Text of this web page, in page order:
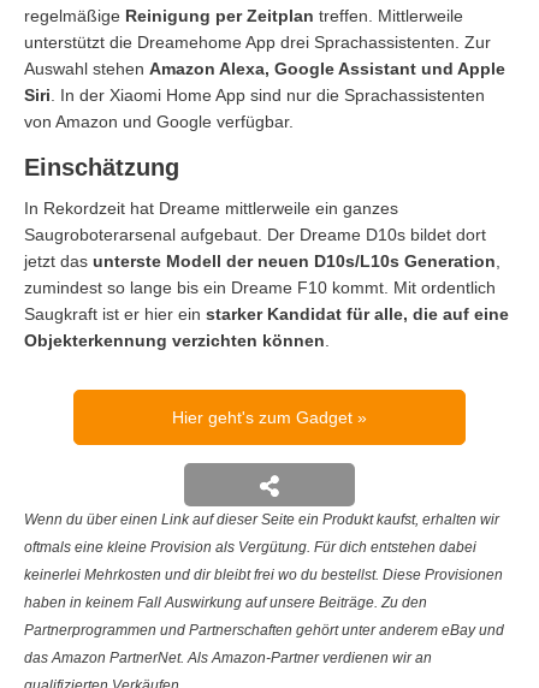
regelmäßige Reinigung per Zeitplan treffen. Mittlerweile
unterstützt die Dreamehome App drei Sprachassistenten. Zur
Auswahl stehen Amazon Alexa, Google Assistant und Apple
Siri . In der Xiaomi Home App sind nur die Sprachassistenten
von Amazon und Google verfügbar.
Einschätzung
In Rekordzeit hat Dreame mittlerweile ein ganzes
Saugroboterarsenal aufgebaut. Der Dreame D10s bildet dort
jetzt das unterste Modell der neuen D10s/L10s Generation
zumindest so lange bis ein Dreame F10 kommt. Mit ordentlich
Saugkraft ist er hier ein starker Kandidat für alle, die auf eine
Objekterkennung verzichten können
Hier geht's zum Gadget
Wenn du über einen Link auf dieser Seite ein Produkt kaufst, erhalten wir
oftmals eine kleine Provision als Vergütung. Für dich entstehen dabei
keinerlei Mehrkosten und dir bleibt frei wo du bestellst. Diese Provisionen
haben in keinem Fall Auswirkung auf unsere Beiträge. Zu den
Partnerprogrammen und Partnerschaften gehört unter anderem eBay und
das Amazon PartnerNet. Als Amazon-Partner verdienen wir an